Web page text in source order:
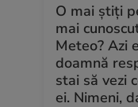
O mai știți
mai
Meteo? Azi
doamnă
stai să vezi
ei. Nimeni,